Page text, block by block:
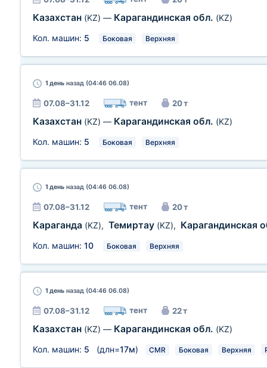
Казахстан (KZ) — Карагандинская обл. (KZ)
Кол. машин: 5 Боковая Верхняя
1 день назад (04:46 06.08)
07.08–31.12 тент 20 т
Казахстан (KZ) — Карагандинская обл. (KZ)
Кол. машин: 5 Боковая Верхняя
1 день назад (04:46 06.08)
07.08–31.12 тент 20 т
Караганда (KZ), Темиртау (KZ), Карагандинская
Кол. машин: 10 Боковая Верхняя
1 день назад (04:46 06.08)
07.08–31.12 тент 22 т
Казахстан (KZ) — Карагандинская обл. (KZ)
Кол. машин: 5 (длн=17м) CMR Боковая Верхняя